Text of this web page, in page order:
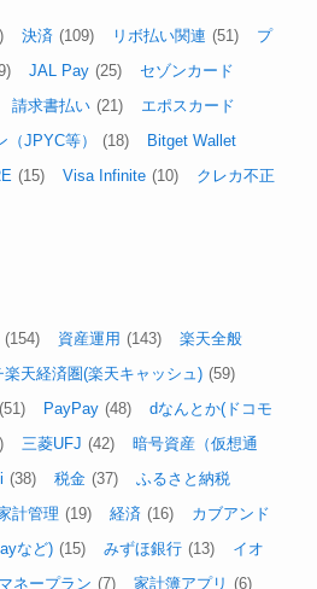
決済 (109) リボ払い関連 (51)
プ
JAL Pay (25)
セゾンカード
請求書払い (21)
エポスカード
（JPYC等） (18)
Bitget Wallet
(15) Visa Infinite (10)
クレカ不正
(154) 資産運用 (143)
楽天全般
楽天経済圏(楽天キャッシュ) (59)
(51) PayPay (48)
dなんとか(ドコモ
三菱UFJ (42)
暗号資産（仮想通
(38) 税金 (37)
ふるさと納税
計管理 (19) 経済 (16)
カブアンド
など) (15) みずほ銀行 (13)
イオ
ネープラン (7) 家計簿アプリ (6)